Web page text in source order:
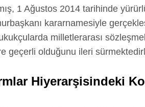
1 Ağustos 2014 tarihinde
kararnamesiyle
milletlerarası
geçerli olduğunu ileri
Hiyerarşisindeki